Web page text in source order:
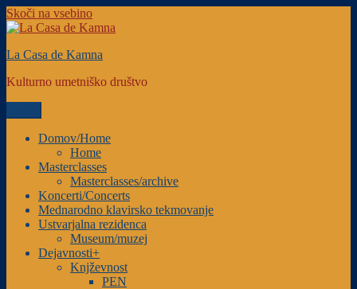
Skoči na vsebino
La Casa de Kamna
Kulturno umetniško društvo
Domov/Home
Home
Masterclasses
Masterclasses/archive
Koncerti/Concerts
Mednarodno klavirsko tekmovanje
Ustvarjalna rezidenca
Museum/muzej
Dejavnosti+
Knjževnost
PEN